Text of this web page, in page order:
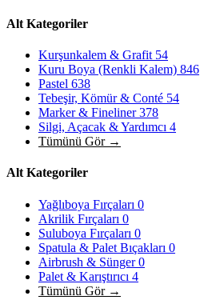
Alt Kategoriler
Kurşunkalem & Grafit 54
Kuru Boya (Renkli Kalem) 846
Pastel 638
Tebeşir, Kömür & Conté 54
Marker & Fineliner378
Silgi, Açacak & Yardımcı 4
Tümünü Gör →
Alt Kategoriler
Yağlıboya Fırçaları 0
Akrilik Fırçaları 0
Suluboya Fırçaları 0
Spatula & Palet Bıçakları 0
Airbrush & Sünger0
Palet & Karıştırıcı 4
Tümünü Gör →